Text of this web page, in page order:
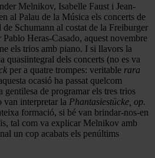
Melnikov, Isabelle Faust i Jean-
al Palau de la Música els concerts de
Schumann al costat de la Freiburger
Heras-Casado, aquest novembre
els trios amb piano. I si llavors la
quasiintegral dels concerts (no es va
per a quatre trompes: veritable rara
ocasió ha passat quelcom
gentilesa de programar els tres trios
van interpretar la Phantasiestücke, op.
formació, si bé van brindar-nos-en
tal com va explicar Melnikov amb
un cop acabats els penúltims